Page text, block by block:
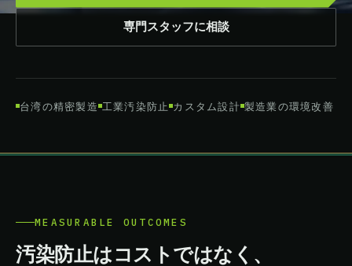
専門スタッフに相談
台湾の精密製造 工業汚染防止 カスタム設計 製造業の環境改善
MEASURABLE OUTCOMES
汚染防止はコストではなく、